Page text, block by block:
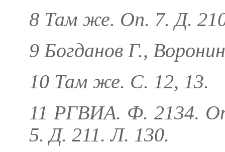
8 Там же. Оп. 7. Д.
9 Богданов Г.,
10 Там же. С. 12, 13.
11 РГВИА. Ф. 2134.
5. Д. 211. Л. 130.